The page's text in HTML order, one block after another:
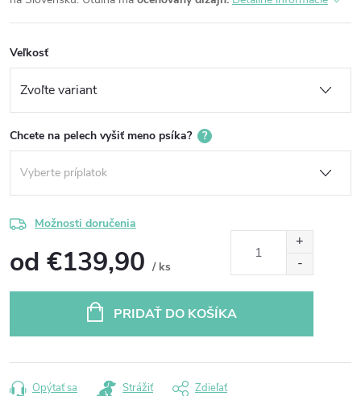
Veľkosť
Chcete na pelech vyšiť meno psíka? ?
Možnosti doručenia
od €139,90 / ks
PRIDAŤ DO KOŠÍKA
Opýtať sa Strážiť Zdieľať